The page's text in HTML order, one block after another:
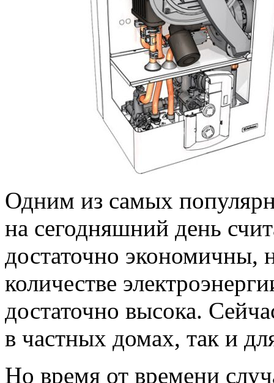
Одним из самых
на сегодняшний день
достаточно
количестве
достаточно высока.
в частных домах, так и
Но время от времени